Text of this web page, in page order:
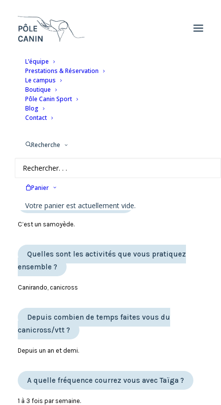
L’équipe
Prestations & Réservation
Le campus
Boutique
Pôle Canin Sport
Blog
Contact
Recherche
Panier
Votre panier est actuellement vide.
ACCUEIL PORTFOLIO TIPHAINE & TAÏGA
Tiphaine & Taïga
Quelle est la race de Taïga ?
C’est un samoyède.
Quelles sont les activités que vous pratiquez
ensemble ?
Canirando, canicross
Depuis combien de temps faites vous du
canicross/vtt ?
Depuis un an et demi.
A quelle fréquence courrez vous avec Taïga ?
1 à 3 fois par semaine.